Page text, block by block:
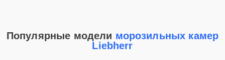
Популярные модели морозильных камер
Liebherr